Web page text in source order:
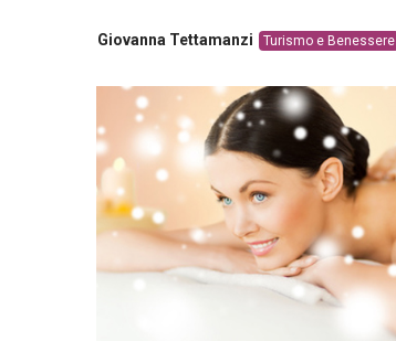
Giovanna Tettamanzi Turismo e Benessere